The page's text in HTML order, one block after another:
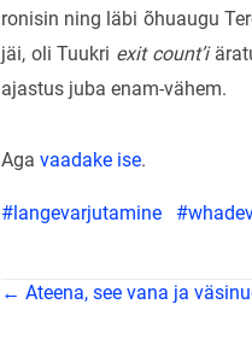
ronisin ning läbi õhuaugu
jäi, oli Tuukri exit count’i
ajastus juba enam-vähem.
Aga vaadake ise.
#langevarjutamine
← Ateena, see vana ja